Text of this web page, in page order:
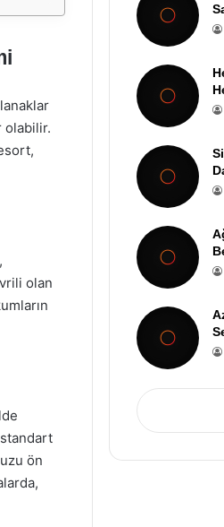
olabilir.
olan
ön